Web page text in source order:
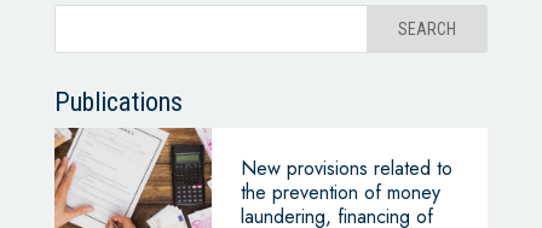
Publications
New provisions related to
the prevention of money
laundering, financing of